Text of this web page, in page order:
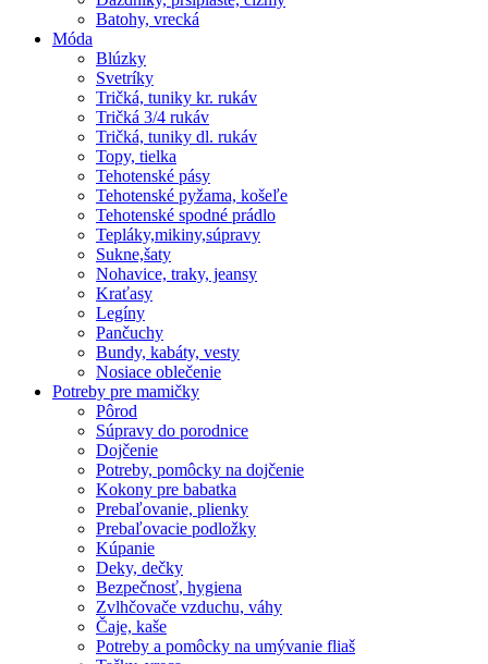
Batohy, vrecká
Móda
Blúzky
Svetríky
Tričká, tuniky kr. rukáv
Tričká 3/4 rukáv
Tričká, tuniky dl. rukáv
Topy, tielka
Tehotenské pásy
Tehotenské pyžama, košeľe
Tehotenské spodné prádlo
Tepláky,mikiny,súpravy
Sukne,šaty
Nohavice, traky, jeansy
Kraťasy
Legíny
Pančuchy
Bundy, kabáty, vesty
Nosiace oblečenie
Potreby pre mamičky
Pôrod
Súpravy do porodnice
Dojčenie
Potreby, pomôcky na dojčenie
Kokony pre babatka
Prebaľovanie, plienky
Prebaľovacie podložky
Kúpanie
Deky, dečky
Bezpečnosť, hygiena
Zvlhčovače vzduchu, váhy
Čaje, kaše
Potreby a pomôcky na umývanie fliaš